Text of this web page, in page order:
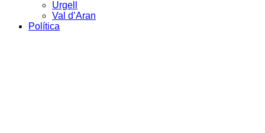
Urgell
Val d’Aran
Política